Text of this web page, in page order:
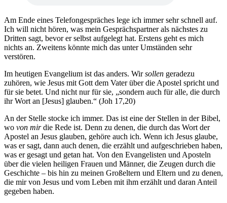
Am Ende eines Telefongespräches lege ich immer sehr schnell auf.
Ich will nicht hören, was mein Gesprächspartner als nächstes zu
Dritten sagt, bevor er selbst aufgelegt hat. Erstens geht es mich
nichts an. Zweitens könnte mich das unter Umständen sehr
verstören.
Im heutigen Evangelium ist das anders. Wirsollen geradezu
zuhören, wie Jesus mit Gott dem Vater über die Apostel spricht und
für sie betet. Und nicht nur für sie, „sondern auch für alle, die durch
ihr Wort an [Jesus] glauben.“ (Joh 17,20)
An der Stelle stocke ich immer. Das ist eine der Stellen in der Bibel,
wo von mirdie Rede ist. Denn zu denen, die durch das Wort der
Apostel an Jesus glauben, gehöre auch ich. Wenn ich Jesus glaube,
was er sagt, dann auch denen, die erzählt und aufgeschrieben haben,
was er gesagt und getan hat. Von den Evangelisten und Aposteln
über die vielen heiligen Frauen und Männer, die Zeugen durch die
Geschichte – bis hin zu meinen Großeltern und Eltern und zu denen,
die mir von Jesus und vom Leben mit ihm erzählt und daran Anteil
gegeben haben.